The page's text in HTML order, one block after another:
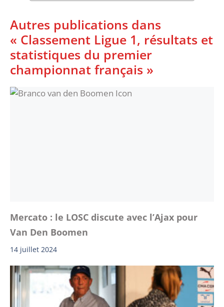
Autres publications dans
« Classement Ligue 1, résultats et
statistiques du premier
championnat français »
Mercato : le LOSC discute avec l’Ajax pour
Van Den Boomen
14 juillet 2024